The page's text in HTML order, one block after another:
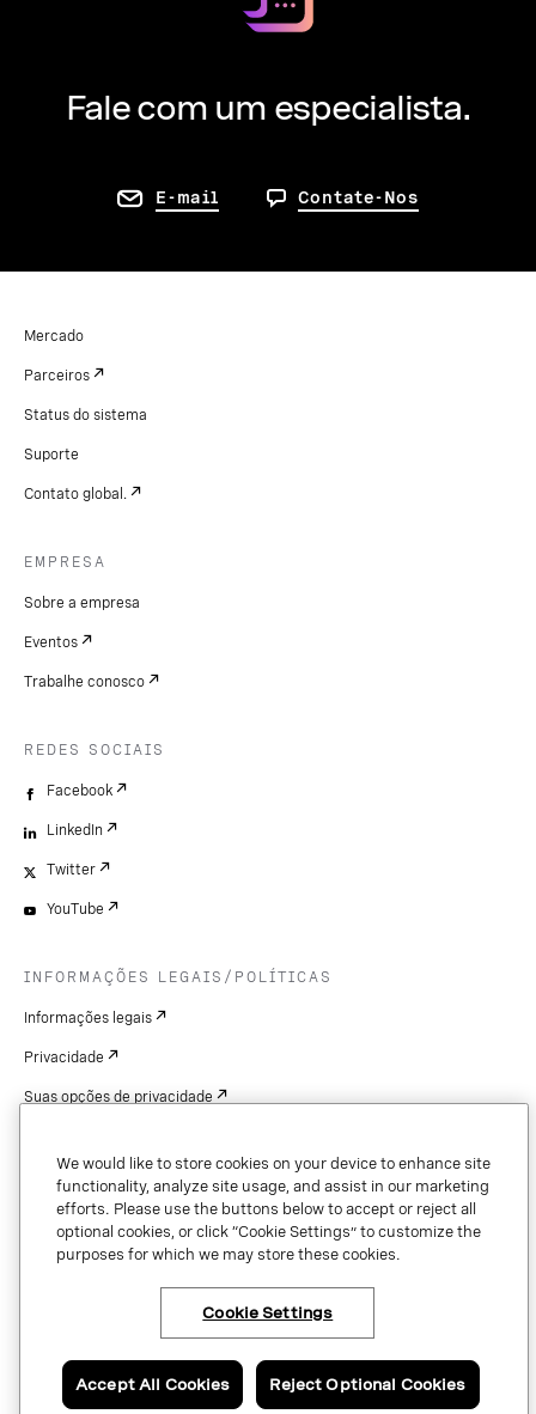
Fale com um especialista.
E-mail Contate-Nos
Copyright © 2026 Vonage. All rights reserved. VONAGE®, the V logo (
®),
and other Vonage marks are registered trademarks of Vonage or its affiliates
in the United States and other countries.
Mercado
Parceiros
Status do sistema
Suporte
Contato global.
EMPRESA
Sobre a empresa
Eventos
Trabalhe conosco
REDES SOCIAIS
Facebook
LinkedIn
Twitter
YouTube
INFORMAÇÕES LEGAIS/POLÍTICAS
Informações legais
Privacidade
Suas opções de privacidade
Patentes
Copyright
Segurança e confiança
We would like to store cookies on your device to enhance site
functionality, analyze site usage, and assist in our marketing
efforts. Please use the buttons below to accept or reject all
optional cookies, or click “Cookie Settings” to customize the
purposes for which we may store these cookies.
Cookie Settings
Reject Optional Cookies
Accept All Cookies